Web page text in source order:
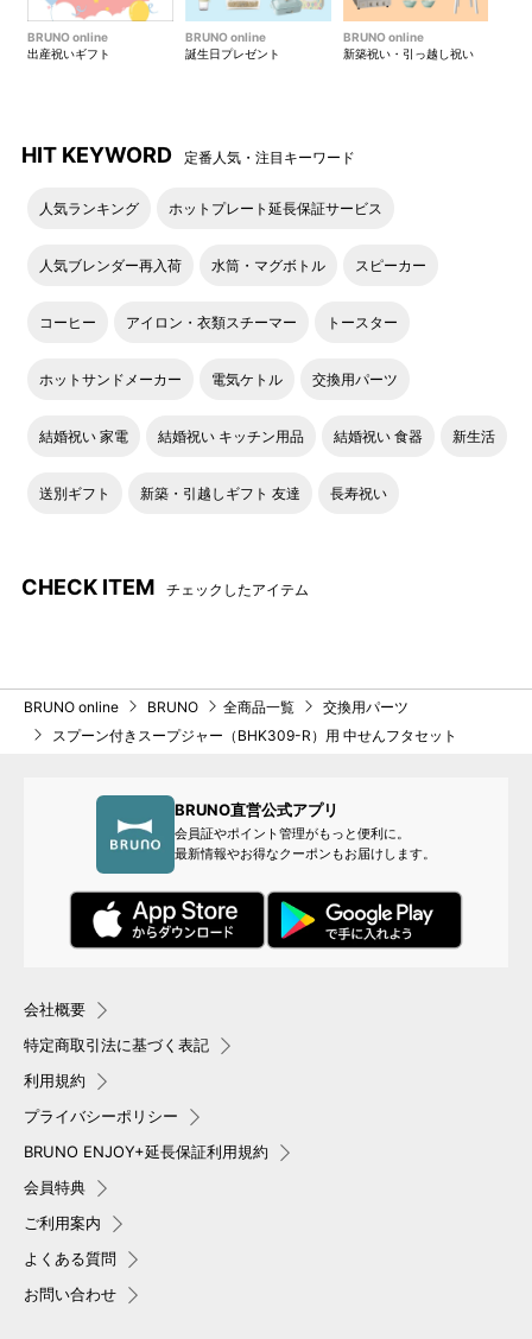
BRUNO online
出産祝いギフト
BRUNO online
誕生日プレゼント
BRUNO online
新築祝い・引っ越し祝い
HIT KEYWORD 定番人気・注目キーワード
人気ランキング ホットプレート延長保証サービス
人気ブレンダー再入荷 水筒・マグボトル スピーカー
コーヒー アイロン・衣類スチーマー トースター
ホットサンドメーカー 電気ケトル 交換用パーツ
結婚祝い 家電 結婚祝い キッチン用品 結婚祝い 食器 新生活
送別ギフト 新築・引越しギフト 友達 長寿祝い
CHECK ITEM チェックしたアイテム
BRUNO online BRUNO 全商品一覧
交換用パーツ
スプーン付きスープジャー（BHK309-R）用 中せんフタセット
BRUNO直営公式アプリ
会員証やポイント管理がもっと便利に。
最新情報やお得なクーポンもお届けします。
会社概要
特定商取引法に基づく表記
利用規約
プライバシーポリシー
BRUNO ENJOY+延長保証利用規約
会員特典
ご利用案内
よくある質問
お問い合わせ